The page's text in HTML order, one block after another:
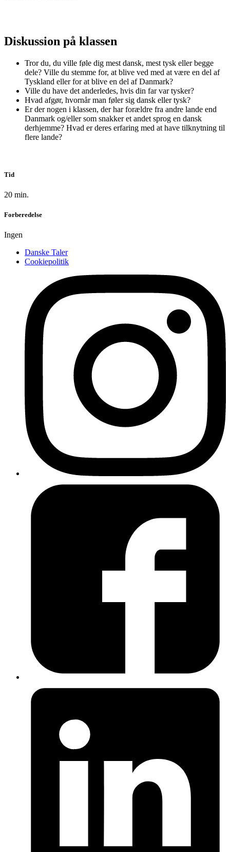
Diskussion på klassen
Tror du, du ville føle dig mest dansk, mest tysk eller begge
dele? Ville du stemme for, at blive ved med at være en del af
Tyskland eller for at blive en del af Danmark?
Ville du have det anderledes, hvis din far var tysker?
Hvad afgør, hvornår man føler sig dansk eller tysk?
Er der nogen i klassen, der har forældre fra andre lande end
Danmark og/eller som snakker et andet sprog en dansk
derhjemme? Hvad er deres erfaring med at have tilknytning til
flere lande?
Tid
20 min.
Forberedelse
Ingen
Danske Taler
Cookiepolitik